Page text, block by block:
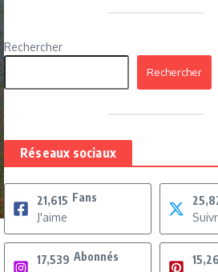
Rechercher
Rechercher
Réseaux sociaux
21,615 Fans
J'aime
17,539 Abonnés